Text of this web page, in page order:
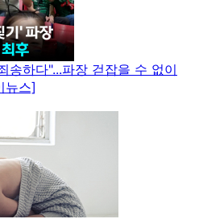
송하다"...파장 걷잡을 수 없이
뉴스]